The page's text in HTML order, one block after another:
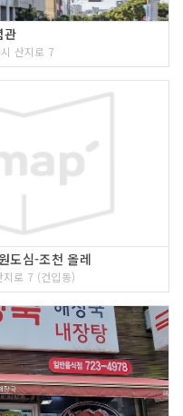
관
산지로 7
도심-조천 올레
지로 7 (건입동)